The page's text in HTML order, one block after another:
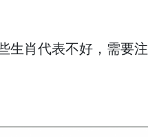
生肖代表不好，需要注